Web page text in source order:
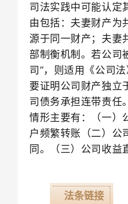
司法实践中可能认定
由包括：夫妻财产为
源于同一财产；夫妻
部制衡机制。若公司
司”，则适用《公司
要证明公司财产独立
司债务承担连带责任
情形主要有：（一）
户频繁转账（二）公
同。（三）公司收益
法条链接